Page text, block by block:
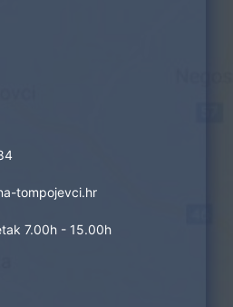
tompojevci.hr
7.00h - 15.00h